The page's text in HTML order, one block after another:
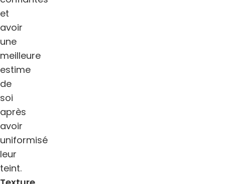
et
avoir
une
meilleure
estime
de
soi
après
avoir
uniformisé
leur
teint.